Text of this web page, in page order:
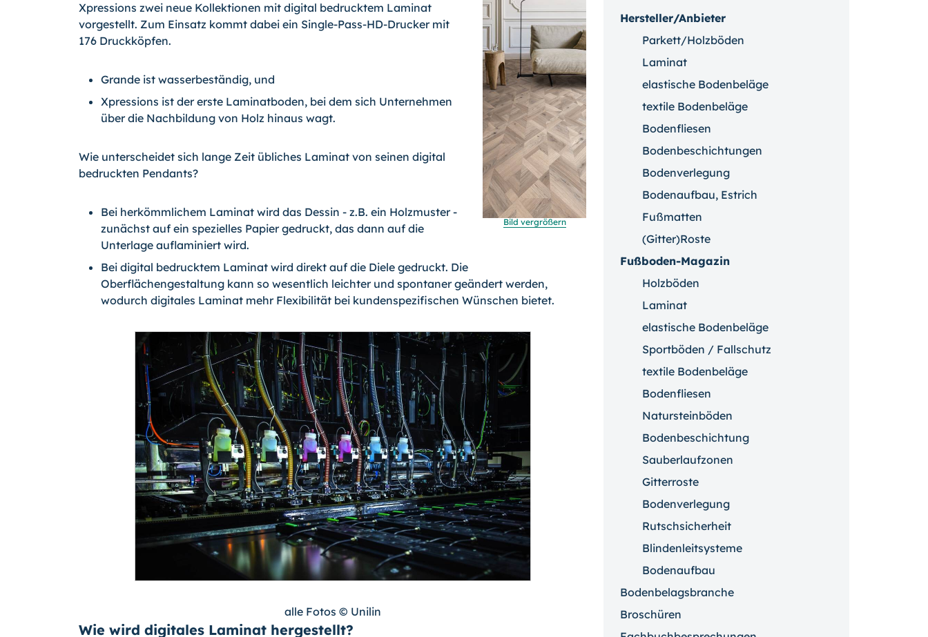
Bild vergrößern
Xpressions zwei neue Kollektionen mit digital bedrucktem Laminat
vorgestellt. Zum Einsatz kommt dabei ein Single-Pass-HD-Drucker mit
176 Druckköpfen.
Grande ist wasserbeständig, und
Xpressions ist der erste Laminatboden, bei dem sich Unternehmen
über die Nachbildung von Holz hinaus wagt.
Wie unterscheidet sich lange Zeit übliches Laminat von seinen digital
bedruckten Pendants?
Bei herkömmlichem Laminat wird das Dessin - z.B. ein Holzmuster -
zunächst auf ein spezielles Papier gedruckt, das dann auf die
Unterlage auflaminiert wird.
Bei digital bedrucktem Laminat wird direkt auf die Diele gedruckt. Die
Oberflächengestaltung kann so wesentlich leichter und spontaner geändert werden,
wodurch digitales Laminat mehr Flexibilität bei kundenspezifischen Wünschen bietet.
alle Fotos © Unilin
Wie wird digitales Laminat hergestellt?
Hersteller/Anbieter
Parkett/Holzböden
Laminat
elastische Bodenbeläge
textile Bodenbeläge
Bodenfliesen
Bodenbeschichtungen
Bodenverlegung
Bodenaufbau, Estrich
Fußmatten
(Gitter)Roste
Fußboden-Magazin
Holzböden
Laminat
elastische Bodenbeläge
Sportböden / Fallschutz
textile Bodenbeläge
Bodenfliesen
Natursteinböden
Bodenbeschichtung
Sauberlaufzonen
Gitterroste
Bodenverlegung
Rutschsicherheit
Blindenleitsysteme
Bodenaufbau
Bodenbelagsbranche
Broschüren